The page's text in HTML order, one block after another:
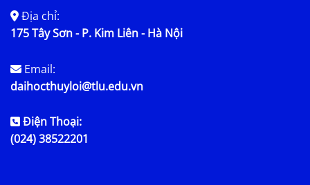
Địa chỉ:
175 Tây Sơn - P. Kim Liên - Hà Nội
Email:
daihocthuyloi@tlu.edu.vn
Điện Thoại:
(024) 38522201